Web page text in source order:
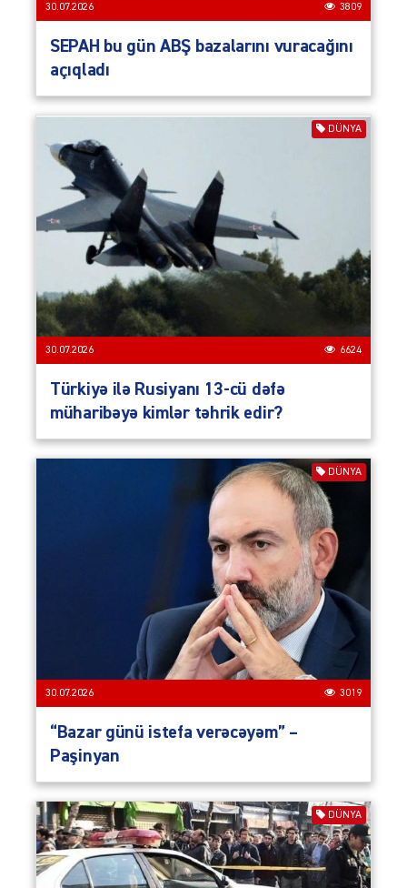
30.07.2026 3809
SEPAH bu gün ABŞ bazalarını vuracağını
açıqladı
DÜNYA
30.07.2026 6624
Türkiyə ilə Rusiyanı 13-cü dəfə
müharibəyə kimlər təhrik edir?
DÜNYA
30.07.2026 3019
“Bazar günü istefa verəcəyəm” –
Paşinyan
DÜNYA